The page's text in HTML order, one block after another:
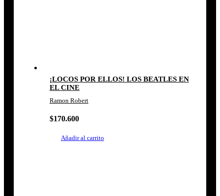
¡LOCOS POR ELLOS! LOS BEATLES EN
EL CINE
Ramon Robert
$170.600
Añadir al carrito